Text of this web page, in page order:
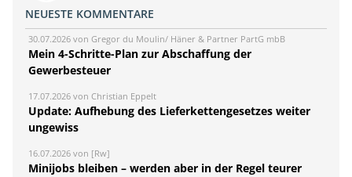
NEUESTE KOMMENTARE
30.07.2026 von Gregor du Moulin/ Häner & Partner PartG mbB
Mein 4-Schritte-Plan zur Abschaffung der
Gewerbesteuer
17.07.2026 von Christian Eppelt
Update: Aufhebung des Lieferkettengesetzes weiter
ungewiss
16.07.2026 von [Rw]
Minijobs bleiben – werden aber in der Regel teurer